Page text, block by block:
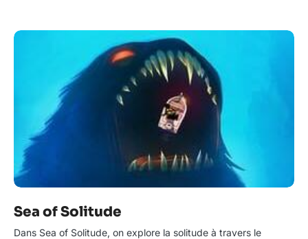
Sea of Solitude
Dans Sea of Solitude, on explore la solitude à travers le